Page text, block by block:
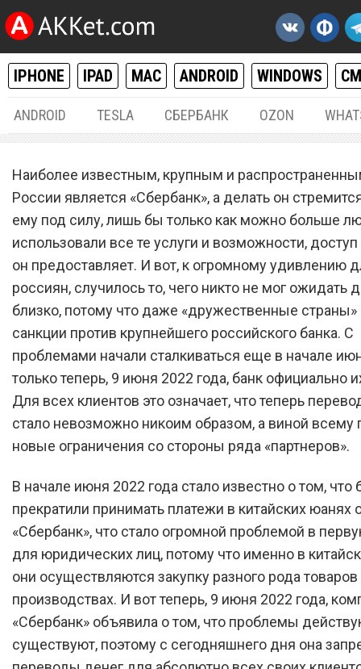
IPHONE IPAD MAC ANDROID WINDOWS
ANDROID TESLA СБЕРБАНК OZON
С 9 июня. «Сбербанк»
переводы денег для
всех клиентов из-за
санкций
Наиболее известным, крупным и
России является «Сбербанк», а делать он
ему под силу, лишь бы только как можно больше
использовали все те услуги и возможности,
он предоставляет. И вот, к огромному удивлению
россиян, случилось то, чего никто не мог ожидать
близко, потому что даже «дружественные страны»
санкции против крупнейшего российского банка. С
проблемами начали сталкиваться еще в начале
только теперь, 9 июня 2022 года, банк официально
Для всех клиентов это означает, что теперь
стало невозможно никоим образом, а виной всему
новые ограничения со стороны ряда «партнеров».
В начале июня 2022 года стало известно о том, что
прекратили принимать платежи в китайских юанях
«Сбербанк», что стало огромной проблемой в
для юридических лиц, потому что именно в
они осуществляются закупку разного рода товаров
производствах. И вот теперь, 9 июня 2022 года,
«Сбербанк» объявила о том, что проблемы
существуют, поэтому с сегодняшнего дня она